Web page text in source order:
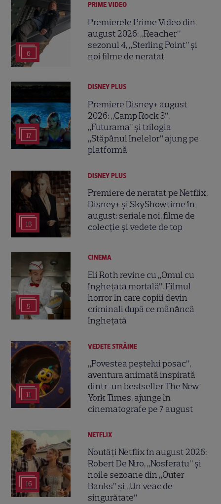
6
PRIME VIDEO
Premierele Prime Video din
august 2026: „Reacher”
sezonul 4, „Sterling Point” și
noi filme de neratat
17
DISNEY PLUS
Premiere Disney+ august
2026: „Camp Rock 3”,
„Futurama” și trilogia
„Stăpânul Inelelor” ajung pe
platformă
15
DISNEY PLUS
Premiere de neratat pe Netflix,
Disney+ și SkyShowtime în
august: seriale noi, filme de
colecție și vedete de top
5
CINEMA
Eli Roth revine cu „Omul cu
înghețata mortală”. Filmul
horror în care copiii devin
criminali după ce mănâncă
înghețată
11
VEDETE STRĂINE
„Povestea peștelui posac”,
aventura animată inspirată
dintr-un bestseller The New
York Times, ajunge în
cinematografe pe 7 august
16
NETFLIX
Noutăți Netflix în august 2026:
Robert De Niro, „Nosferatu” și
noile sezoane din „Outer
Banks” și „Un veac de
singurătate”